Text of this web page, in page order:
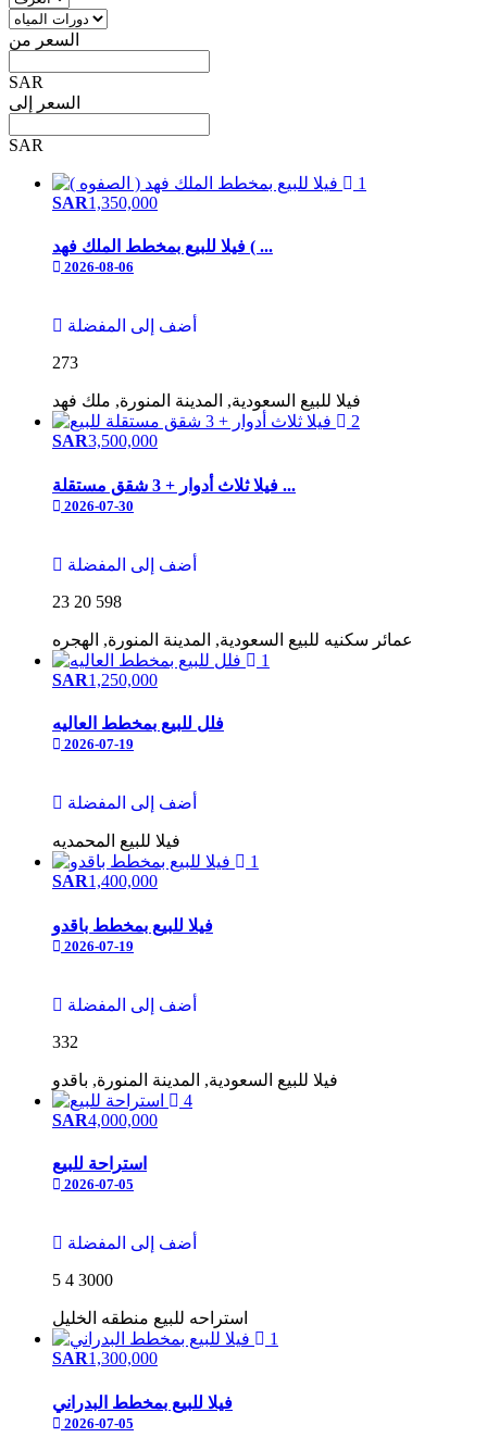
السعر من
SAR
السعر إلى
SAR
1
SAR1,350,000
فيلا للبيع بمخطط الملك فهد ( ...
2026-08-06
أضف إلى المفضلة
273
فيلا للبيع السعودية, المدينة المنورة, ملك فهد
2
SAR3,500,000
فيلا ثلاث أدوار + 3 شقق مستقلة ...
2026-07-30
أضف إلى المفضلة
23 20 598
عمائر سكنيه للبيع السعودية, المدينة المنورة, الهجره
1
SAR1,250,000
فلل للبيع بمخطط العاليه
2026-07-19
أضف إلى المفضلة
فيلا للبيع المحمديه
1
SAR1,400,000
فيلا للبيع بمخطط باقدو
2026-07-19
أضف إلى المفضلة
332
فيلا للبيع السعودية, المدينة المنورة, باقدو
4
SAR4,000,000
استراحة للبيع
2026-07-05
أضف إلى المفضلة
5 4 3000
استراحه للبيع منطقه الخليل
1
SAR1,300,000
فيلا للبيع بمخطط البدراني
2026-07-05